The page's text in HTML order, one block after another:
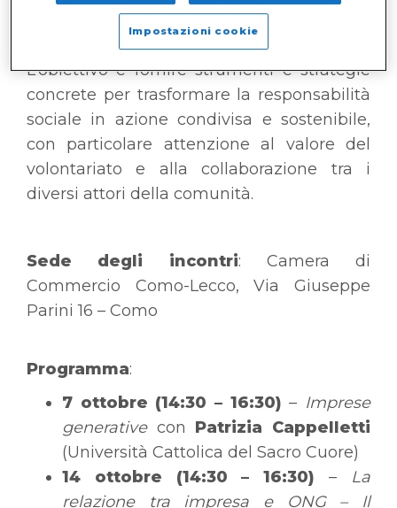
formativi inserito nel progettoComo City
L’obiettivo è fornire strumenti e strategie
concrete per trasformare la responsabilità
sociale in azione condivisa e sostenibile,
con particolare attenzione al valore del
volontariato e alla collaborazione tra i
diversi attori della comunità.
Sede degli incontri: Camera di
Commercio Como-Lecco, Via Giuseppe
Parini 16 – Como
Programma:
7 ottobre (14:30 – 16:30) – Imprese
generativecon Patrizia Cappelletti
(Università Cattolica del Sacro Cuore)
14 ottobre (14:30 – 16:30) – La
relazione tra impresa e ONG – Il
Impostazioni cookie